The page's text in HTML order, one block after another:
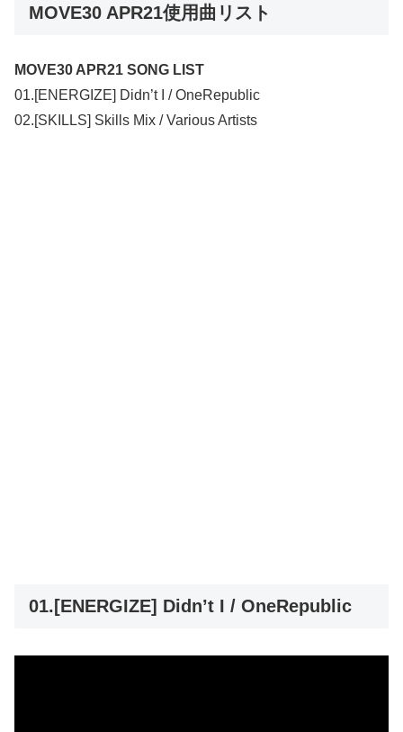
MOVE30 APR21使用曲リスト
MOVE30 APR21 SONG LIST
01.[ENERGIZE] Didn’t I / OneRepublic
02.[SKILLS] Skills Mix / Various Artists
01.[ENERGIZE] Didn’t I / OneRepublic